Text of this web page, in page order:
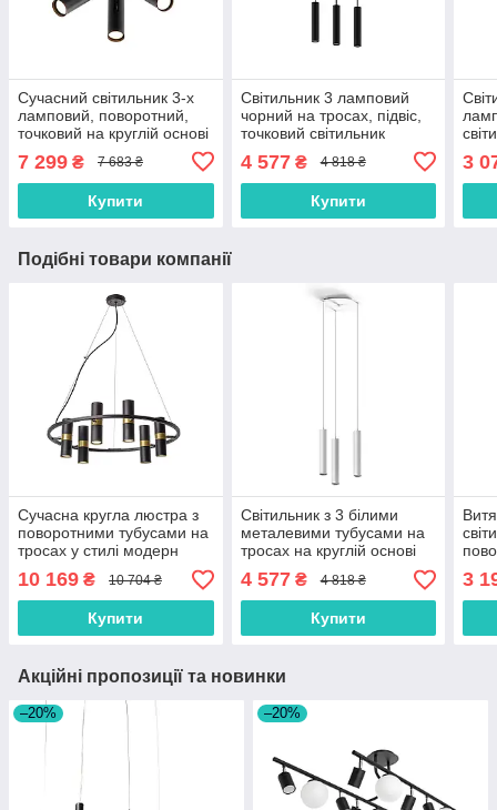
Сучасний світильник 3-х
ламповий, поворотний,
точковий на круглій основі
7 299 ₴ 7 683 ₴
Купити
Світильник 3 ламповий
чорний на тросах, підвіс,
точковий світильник
4 577₴ 4 818 ₴
Купити
3
Подібні товари компанії
Сучасна кругла люстра з
поворотними тубусами на
тросах у стилі модерн
10 169 ₴ 10 704 ₴
Купити
Світильник з 3 білими
металевими тубусами на
тросах на круглій основі
4 577₴ 4 818 ₴
Купити
3
Акційні пропозиції та новинки
–20% –20%